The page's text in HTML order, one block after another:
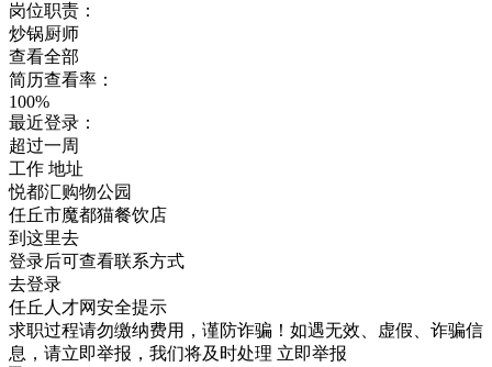
岗位职责：
炒锅厨师
查看全部
简历查看率：
100%
最近登录：
超过一周
工作 地址
悦都汇购物公园
任丘市魔都猫餐饮店
到这里去
登录后可查看联系方式
去登录
任丘人才网安全提示
求职过程请勿缴纳费用，谨防诈骗！如遇无效、虚假、诈骗信
息，请立即举报，我们将及时处理 立即举报